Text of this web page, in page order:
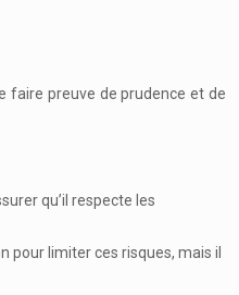
faire preuve de prudence et de
qu’il respecte les
pour limiter ces risques, mais il